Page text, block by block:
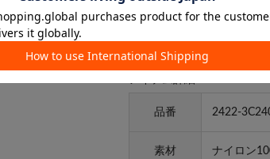
品番 2422-
素材 ナイロン